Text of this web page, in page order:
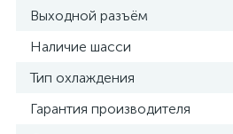
Выходной разъём
Наличие шасси
Тип охлаждения
Гарантия производителя